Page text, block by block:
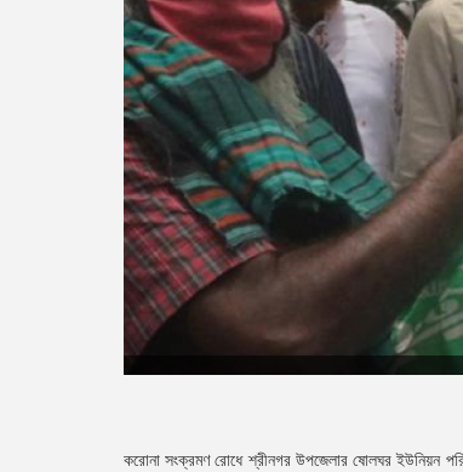
করোনা সংক্রমণ রোধে শ্রীনগর উপজেলার ষোলঘর ইউনিয়ন